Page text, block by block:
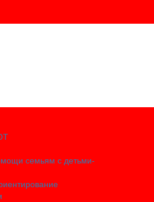
семьям с детьми-